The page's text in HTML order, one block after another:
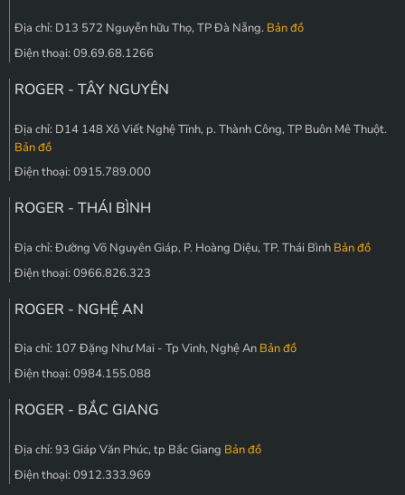
Địa chỉ: D13 572 Nguyễn hữu Thọ, TP Đà Nẵng. Bản đồ
Điện thoại: 09.69.68.1266
ROGER - TÂY NGUYÊN
Địa chỉ: D14 148 Xô Viết Nghệ Tĩnh, p. Thành Công, TP Buôn Mê Thuột.
Bản đồ
Điện thoại: 0915.789.000
ROGER - THÁI BÌNH
Địa chỉ: Đường Võ Nguyên Giáp, P. Hoàng Diệu, TP. Thái Bình Bản đồ
Điện thoại: 0966.826.323
ROGER - NGHỆ AN
Địa chỉ: 107 Đặng Như Mai - Tp Vinh, Nghệ An Bản đồ
Điện thoại: 0984.155.088
ROGER - BẮC GIANG
Địa chỉ: 93 Giáp Văn Phúc, tp Bắc Giang Bản đồ
Điện thoại: 0912.333.969